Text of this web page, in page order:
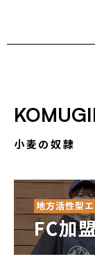
小麦の奴隷